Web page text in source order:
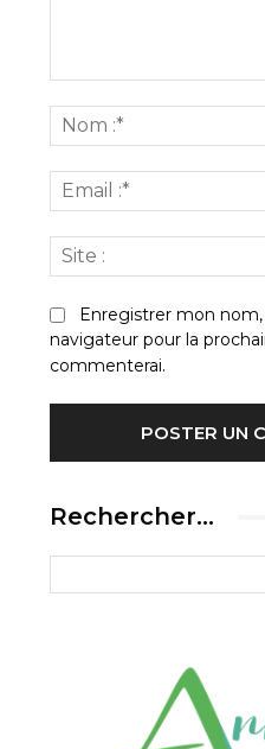
Enregistrer mon
navigateur pour la
commenterai.
Rechercher…